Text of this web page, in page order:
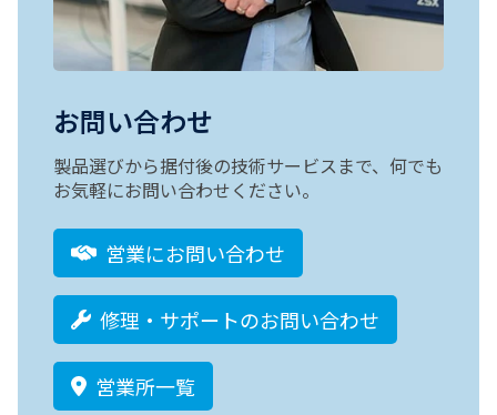
お問い合わせ
製品選びから据付後の技術サービスまで、何でも
お気軽にお問い合わせください。
営業にお問い合わせ
修理・サポートのお問い合わせ
営業所一覧